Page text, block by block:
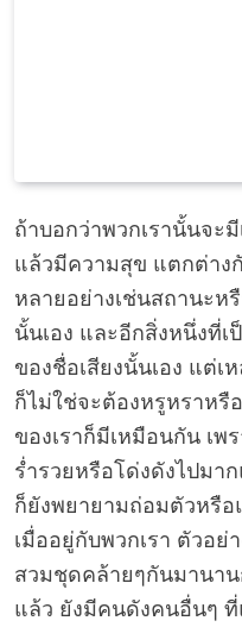
ถ้าบอกว่าพวกเรานั้นจะ
แล้วมีความสุข แตกต่าง
หลายอย่างเช่นสถานะห
นั้นเอง และอีกสิ่งหนึ่งที่เ
ของชื่อเสียงนั้นเอง แต่
ก็ไม่ใช่จะต้องหรูหราหรื
ของเราก็มีเหมือนกัน เพ
ร่ำรวยหรือโด่งดังไปมา
ก็ยังพยายามถ่อมตัวหรื
เมื่ออยู่กับพวกเรา ตัวอย่
สวมชุดคล้ายๆกันมานา
แล้ว ยังมีคนดังคนอื่นๆ ที่